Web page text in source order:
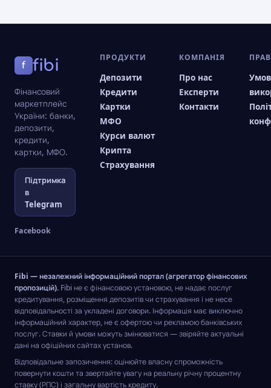
f fibi
Фінансовий
маркетплейс
України: банки,
депозити,
кредити,
картки, МФО.
Підтримка
в
Telegram
Facebook
ПРОДУКТИ
Депозити
Кредити
Картки
МФО
Курси валют
Крипта
Страхування
КОМПАНІЯ
Про нас
Експерти
Контакти
Fibi — незалежний інформаційний портал (агрегатор фінансових
пропозицій). Fibi не є фінансовою установою, не надає послуг
кредитування, розміщення депозитів чи страхування і не несе
відповідальності за укладені договори. Інформація має виключно
інформаційний характер, не є офертою чи рекламою банківських
послуг. Ставки й умови можуть змінюватися — звіряйте актуальні
дані на офіційних сайтах установ.
Відповідальне запозичення: оцінюйте власну спроможність
повернути кошти та звертайте увагу на реальну річну процентну
ставку (РПС) і загальну вартість кредиту.